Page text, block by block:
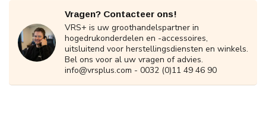
Vragen? Contacteer ons!
VRS+ is uw groothandelspartner in
hogedrukonderdelen en -accessoires,
uitsluitend voor herstellingsdiensten en winkels.
Bel ons voor al uw vragen of advies.
info@vrsplus.com - 0032 (0)11 49 46 90